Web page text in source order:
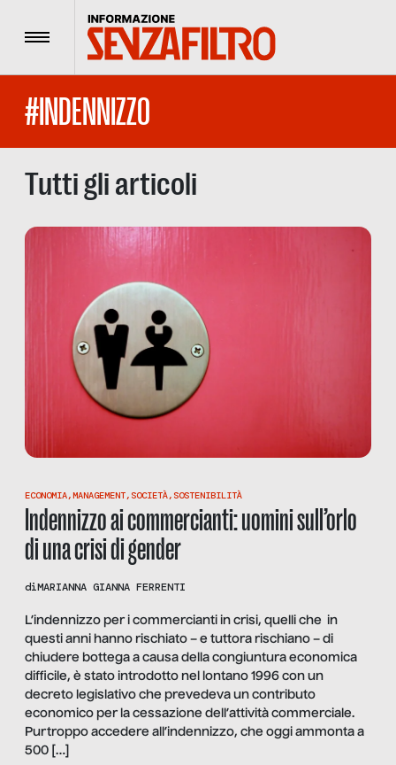
Menu
#INDENNIZZO
Tutti gli articoli
ECONOMIA,MANAGEMENT, SOCIETÀ, SOSTENIBILITÀ
Indennizzo ai commercianti: uomini sull’orlo
di una crisi di gender
diMARIANNA GIANNA FERRENTI
L’indennizzo per i commercianti in crisi, quelli che in
questi anni hanno rischiato – e tuttora rischiano – di
chiudere bottega a causa della congiuntura economica
difficile, è stato introdotto nel lontano 1996 con un
decreto legislativo che prevedeva un contributo
economico per la cessazione dell’attività commerciale.
Purtroppo accedere all’indennizzo, che oggi ammonta a
500 […]